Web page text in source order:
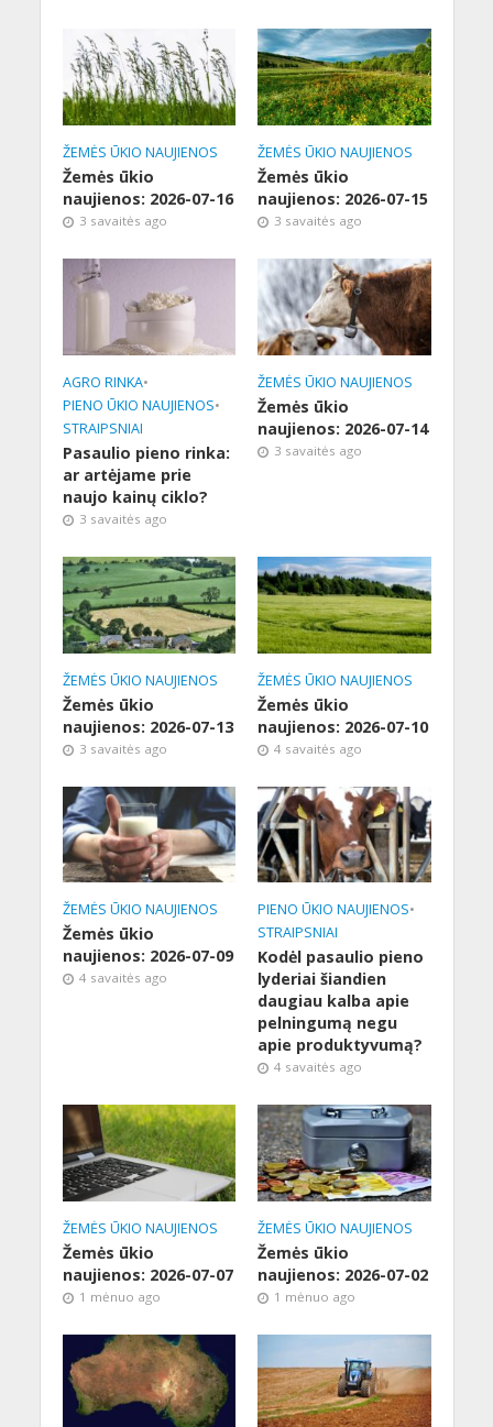
ŽEMĖS ŪKIO NAUJIENOS
Žemės ūkio
naujienos: 2026-07-16
3 savaitės ago
ŽEMĖS ŪKIO NAUJIENOS
Žemės ūkio
naujienos: 2026-07-15
3 savaitės ago
AGRO RINKA•
PIENO ŪKIO NAUJIENOS•
STRAIPSNIAI
Pasaulio pieno rinka:
ar artėjame prie
naujo kainų ciklo?
3 savaitės ago
ŽEMĖS ŪKIO NAUJIENOS
Žemės ūkio
naujienos: 2026-07-14
3 savaitės ago
ŽEMĖS ŪKIO NAUJIENOS
Žemės ūkio
naujienos: 2026-07-13
3 savaitės ago
ŽEMĖS ŪKIO NAUJIENOS
Žemės ūkio
naujienos: 2026-07-10
4 savaitės ago
ŽEMĖS ŪKIO NAUJIENOS
Žemės ūkio
naujienos: 2026-07-09
4 savaitės ago
PIENO ŪKIO NAUJIENOS•
STRAIPSNIAI
Kodėl pasaulio pieno
lyderiai šiandien
daugiau kalba apie
pelningumą negu
apie produktyvumą?
4 savaitės ago
ŽEMĖS ŪKIO NAUJIENOS
Žemės ūkio
naujienos: 2026-07-07
1 mėnuo ago
ŽEMĖS ŪKIO NAUJIENOS
Žemės ūkio
naujienos: 2026-07-02
1 mėnuo ago